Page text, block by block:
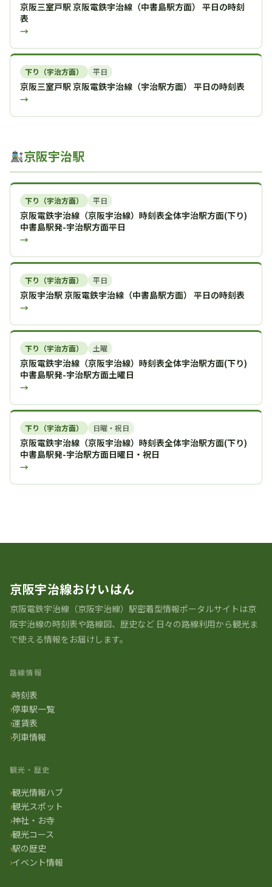
京阪三室戸駅 京阪電鉄宇治線（中書島駅方面） 平日の時刻
表
→
下り（宇治方面） 平日
京阪三室戸駅 京阪電鉄宇治線（宇治駅方面） 平日の時刻表
→
京阪宇治駅
下り（宇治方面） 平日
京阪電鉄宇治線（京阪宇治線）時刻表全体宇治駅方面(下り)
中書島駅発-宇治駅方面平日
→
下り（宇治方面） 平日
京阪宇治駅 京阪電鉄宇治線（中書島駅方面） 平日の時刻表
→
下り（宇治方面） 土曜
京阪電鉄宇治線（京阪宇治線）時刻表全体宇治駅方面(下り)
中書島駅発-宇治駅方面土曜日
→
下り（宇治方面） 日曜・祝日
京阪電鉄宇治線（京阪宇治線）時刻表全体宇治駅方面(下り)
中書島駅発-宇治駅方面日曜日・祝日
→
京阪宇治線おけいはん
京阪電鉄宇治線（京阪宇治線）駅密着型情報ポータルサイトは京
阪宇治線の時刻表や路線図、歴史など 日々の路線利用から観光ま
で使える情報をお届けします。
路線情報
時刻表
停車駅一覧
運賃表
列車情報
観光・歴史
観光情報ハブ
観光スポット
神社・お寺
観光コース
駅の歴史
イベント情報